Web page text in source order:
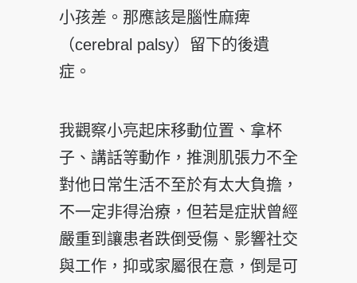
小孩差。那應該是腦性麻痺
（cerebral palsy）留下的後遺
症。
我觀察小亮起床移動位置、拿杯
子、講話等動作，推測肌張力不全
對他日常生活不至於有太大負擔，
不一定非得治療，但若是症狀曾經
嚴重到讓患者跌倒受傷、影響社交
與工作，抑或家屬很在意，倒是可